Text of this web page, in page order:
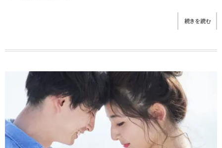
続きを読む